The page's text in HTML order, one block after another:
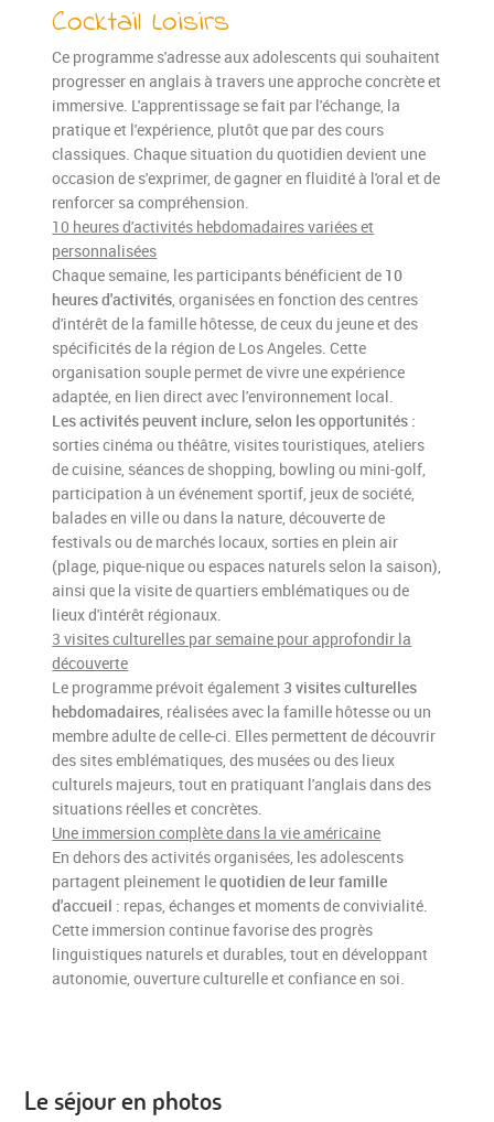
Cocktail Loisirs
Ce programme s'adresse aux adolescents qui souhaitent
progresser en anglais à travers une approche concrète et
immersive. L'apprentissage se fait par l'échange, la
pratique et l'expérience, plutôt que par des cours
classiques. Chaque situation du quotidien devient une
occasion de s'exprimer, de gagner en fluidité à l'oral et de
renforcer sa compréhension.
10 heures d'activités hebdomadaires variées et
personnalisées
Chaque semaine, les participants bénéficient de 10
heures d'activités, organisées en fonction des centres
d'intérêt de la famille hôtesse, de ceux du jeune et des
spécificités de la région de Los Angeles. Cette
organisation souple permet de vivre une expérience
adaptée, en lien direct avec l'environnement local.
Les activités peuvent inclure, selon les opportunités :
sorties cinéma ou théâtre, visites touristiques, ateliers
de cuisine, séances de shopping, bowling ou mini-golf,
participation à un événement sportif, jeux de société,
balades en ville ou dans la nature, découverte de
festivals ou de marchés locaux, sorties en plein air
(plage, pique-nique ou espaces naturels selon la saison),
ainsi que la visite de quartiers emblématiques ou de
lieux d'intérêt régionaux.
3 visites culturelles par semaine pour approfondir la
découverte
Le programme prévoit également3 visites culturelles
hebdomadaires, réalisées avec la famille hôtesse ou un
membre adulte de celle-ci. Elles permettent de découvrir
des sites emblématiques, des musées ou des lieux
culturels majeurs, tout en pratiquant l'anglais dans des
situations réelles et concrètes.
Une immersion complète dans la vie américaine
En dehors des activités organisées, les adolescents
partagent pleinement lequotidien de leur famille
d'accueil : repas, échanges et moments de convivialité.
Cette immersion continue favorise des progrès
linguistiques naturels et durables, tout en développant
autonomie, ouverture culturelle et confiance en soi.
Le séjour en photos